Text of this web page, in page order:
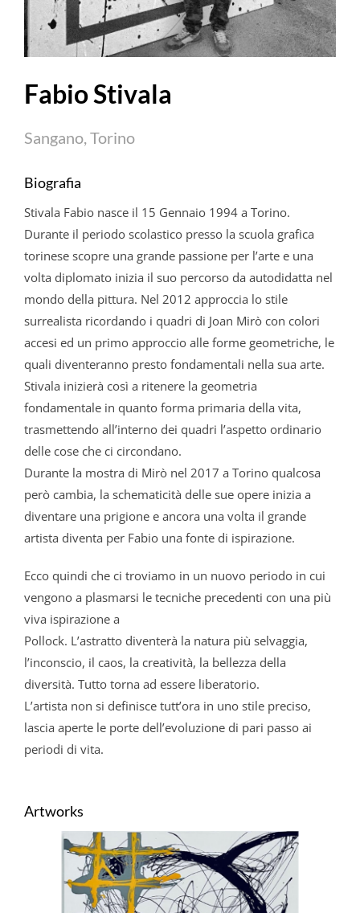
Fabio Stivala
Sangano, Torino
Biografia
Stivala Fabionasce il 15 Gennaio 1994 a Torino.
Durante il periodo scolastico presso la scuola grafica
torinese scopre una grande passione per l’arte e una
volta diplomato inizia il suo percorso da autodidatta nel
mondo della pittura. Nel 2012 approccia lo stile
surrealista ricordando i quadri di Joan Mirò con colori
accesi ed un primo approccio alle forme geometriche, le
quali diventeranno presto fondamentali nella sua arte.
Stivala inizierà così a ritenere la geometria
fondamentale in quanto forma primaria della vita,
trasmettendo all’interno dei quadri l’aspetto ordinario
delle cose che ci circondano.
Durante la mostra di Mirò nel 2017 a Torino qualcosa
però cambia, la schematicità delle sue opere inizia a
diventare una prigione e ancora una volta il grande
artista diventa per Fabiouna fonte di ispirazione.
Ecco quindi che ci troviamo in un nuovo periodo in cui
vengono a plasmarsi le tecniche precedenti con una più
viva ispirazione a
Pollock. L’astratto diventerà la natura più selvaggia,
l’inconscio, il caos, la creatività, la bellezza della
diversità. Tutto torna ad essere liberatorio.
L’artista non si definisce tutt’ora in uno stile preciso,
lascia aperte le porte dell’evoluzione di pari passo ai
periodi di vita.
Artworks